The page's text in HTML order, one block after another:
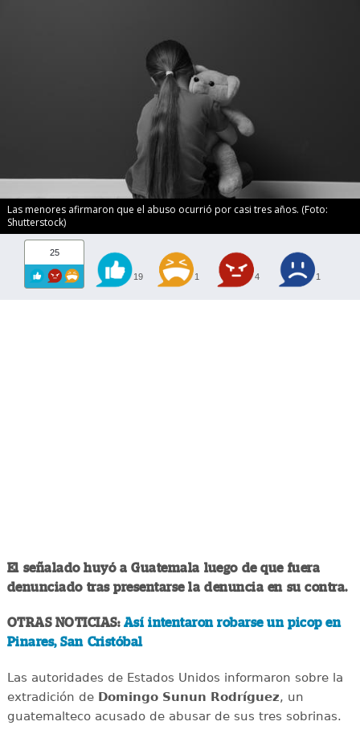
Las menores afirmaron que el abuso ocurrió por casi tres años. (Foto:
Shutterstock)
25
19 1 4 1
El señalado huyó a Guatemala luego de que fuera
denunciado tras presentarse la denuncia en su contra.
OTRAS NOTICIAS: Así intentaron robarse un picop en
Pinares, San Cristóbal
Las autoridades de Estados Unidos informaron sobre la
extradición de Domingo Sunun Rodríguez, un
guatemalteco acusado de abusar de sus tres sobrinas.